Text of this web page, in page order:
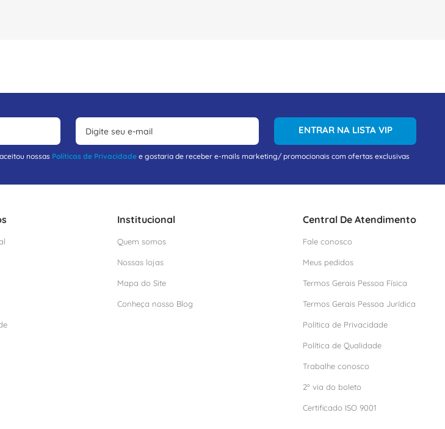
ENTRAR NA LISTA VIP
nossas Políticas de Privacidade e gostaria de receber e-mails marketing/ promocionais com ofertas exclusivas
Institucional
Quem somos
Nossas lojas
Mapa do Site
Conheça nosso Blog
Central De Atendimento
Fale conosco
Meus pedidos
Termos Gerais Pessoa Física
Termos Gerais Pessoa Jurídica
Política de Privacidade
Política de Qualidade
Trabalhe conosco
2º via do boleto
Certificado ISO 9001